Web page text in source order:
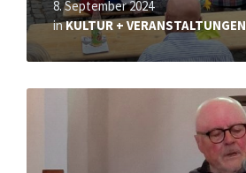
8. September 2024
inKULTUR + VERANSTALTUNGEN
Read